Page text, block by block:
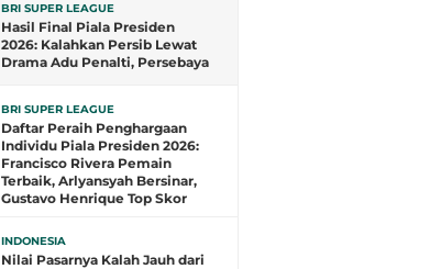
BRI SUPER LEAGUE
Hasil Final Piala Presiden
2026: Kalahkan Persib Lewat
Drama Adu Penalti, Persebaya
BRI SUPER LEAGUE
Daftar Peraih Penghargaan
Individu Piala Presiden 2026:
Francisco Rivera Pemain
Terbaik, Arlyansyah Bersinar,
Gustavo Henrique Top Skor
INDONESIA
Nilai Pasarnya Kalah Jauh dari